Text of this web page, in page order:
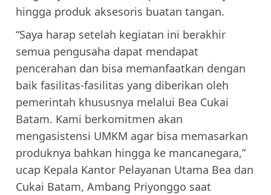
hingga produk aksesoris buatan tangan.
“Saya harap setelah kegiatan ini berakhir
semua pengusaha dapat mendapat
pencerahan dan bisa memanfaatkan dengan
baik fasilitas-fasilitas yang diberikan oleh
pemerintah khususnya melalui Bea Cukai
Batam. Kami berkomitmen akan
mengasistensi UMKM agar bisa memasarkan
produknya bahkan hingga ke mancanegara,”
ucap Kepala Kantor Pelayanan Utama Bea dan
Cukai Batam, Ambang Priyonggo saat